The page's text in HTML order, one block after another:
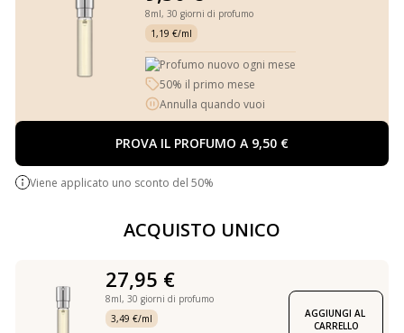
8ml, 30 giorni di profumo
1,19 €/ml
Profumo nuovo ogni mese
50% il primo mese
Annulla quando vuoi
PROVA IL PROFUMO A 9,50 €
Viene applicato uno sconto del 50%
ACQUISTO UNICO
27,95 €
8ml, 30 giorni di profumo
3,49 €/ml
AGGIUNGI AL
CARRELLO